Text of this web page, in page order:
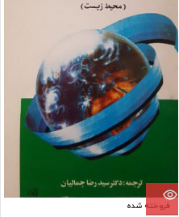
فروخته شده